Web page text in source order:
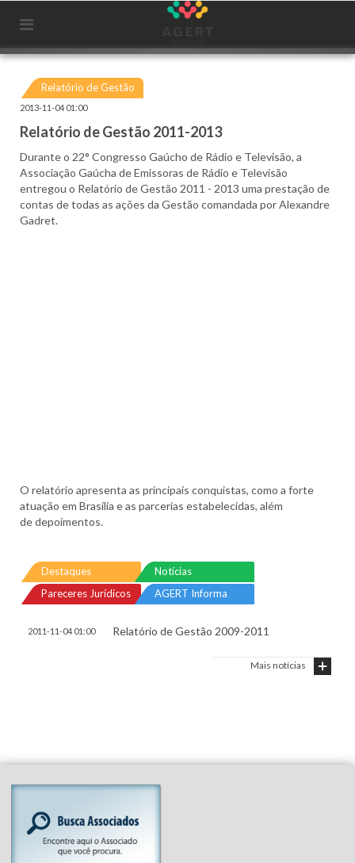
Relatório de Gestão
2013-11-04 01:00
Relatório de Gestão 2011-2013
Durante o 22° Congresso Gaúcho de Rádio e Televisão, a
Associação Gaúcha de Emissoras de Rádio e Televisão
entregou o Relatório de Gestão 2011 - 2013 uma prestação de
contas de todas as ações da Gestão comandada por Alexandre
Gadret.
O relatório apresenta as principais conquistas, como a forte
atuação em Brasília e as parcerias estabelecidas, além
de depoimentos.
Destaques
Notícias
Pareceres Jurídicos
AGERT Informa
2011-11-04 01:00 Relatório de Gestão 2009-2011
Mais notícias